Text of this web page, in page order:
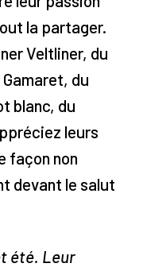
la partager.
Veltliner, du
du
blanc, du
leurs
façon non
devant le salut
été. Leur